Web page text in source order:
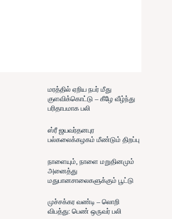
மரத்தில் ஏறிய நபர் மீது
குளவிக்கொட்டு – கீழே வீழ்ந்து
பரிதாபமாக பலி
ஸ்ரீ ஜயவர்தனபுர
பல்கலைக்கழகம் மீண்டும் திறப்பு
நாளையும், நாளை மறுதினமும்
அனைத்து
மதுபானசாலைகளுக்கும் பூட்டு
முச்சக்கர வண்டி – லொறி
விபத்து: பெண் ஒருவர் பலி